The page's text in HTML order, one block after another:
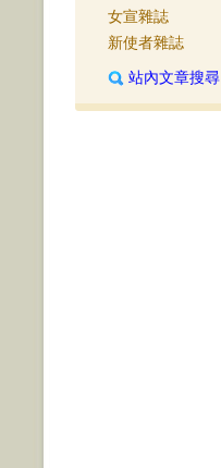
女宣雜誌
新使者雜誌
站內文章搜尋